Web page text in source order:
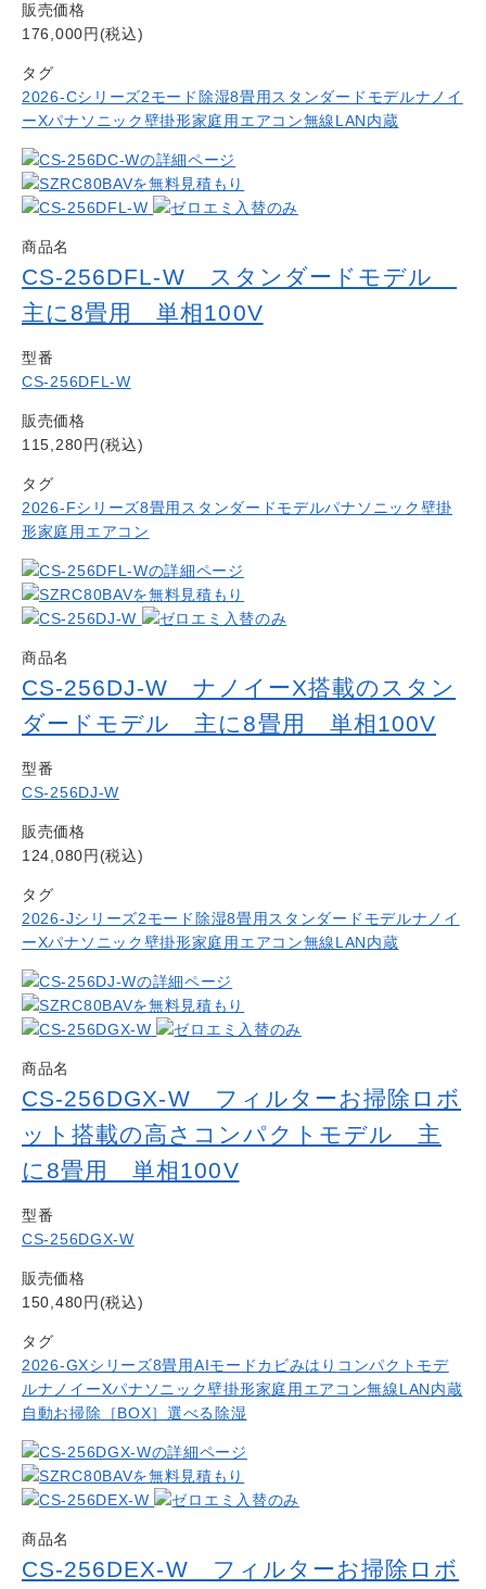
販売価格
176,000円(税込)
タグ
2026-Cシリーズ2モード除湿8畳用スタンダードモデルナノイ
ーXパナソニック壁掛形家庭用エアコン無線LAN内蔵
商品名
CS-256DFL-W スタンダードモデル
主に8畳用 単相100V
型番
CS-256DFL-W
販売価格
115,280円(税込)
タグ
2026-Fシリーズ8畳用 スタンダードモデルパナソニック壁掛
形家庭用エアコン
商品名
CS-256DJ-W ナノイーX搭載のスタン
ダードモデル 主に8畳用 単相100V
型番
CS-256DJ-W
販売価格
124,080円(税込)
タグ
2026-Jシリーズ2モード除湿8畳用スタンダードモデルナノイ
ーXパナソニック壁掛形家庭用エアコン無線LAN内蔵
商品名
CS-256DGX-W フィルターお掃除ロボ
ット搭載の高さコンパクトモデル 主
に8畳用 単相100V
型番
CS-256DGX-W
販売価格
150,480円(税込)
タグ
2026-GXシリーズ8畳用AIモードカビみはり コンパクトモデ
ルナノイーXパナソニック壁掛形家庭用エアコン無線LAN内蔵
自動お掃除［BOX］ 選べる除湿
商品名
CS-256DEX-W フィルターお掃除ロボ